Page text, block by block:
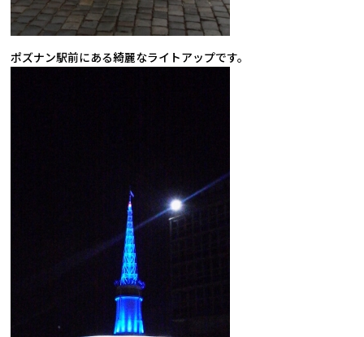
ポズナン駅前にある綺麗なライトアップです。